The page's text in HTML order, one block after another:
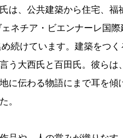
は、公共建築から住宅、福
ネチア・ビエンナーレ国
続けています。建築をつ
う大西氏と百田氏。彼らは
に伝わる物語にまで耳を
。